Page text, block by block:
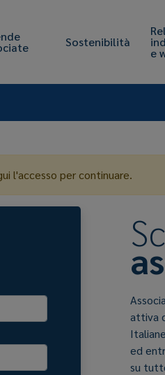
Sostenibilità
e
l'accesso per continuare.
attiva
ed
su